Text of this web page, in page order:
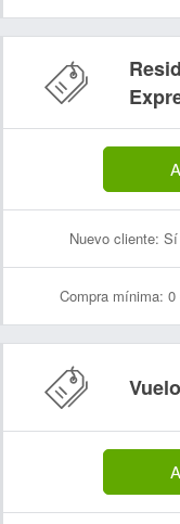
Nuevo cliente: Sí
Compra mínima: 0